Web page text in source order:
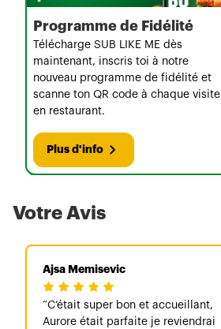
Programme de Fidélité
Télécharge SUB LIKE ME dès
maintenant, inscris toi à notre
nouveau programme de fidélité et
scanne ton QR code à chaque visite
en restaurant.
Plus d'info
Votre Avis
Ajsa Memisevic
C’était super bon et accueillant,
Aurore était parfaite je reviendrai